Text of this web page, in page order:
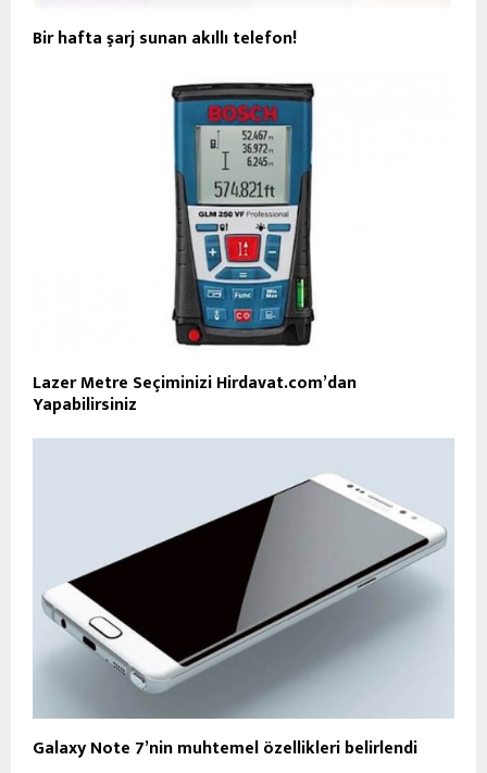
Bir hafta şarj sunan akıllı telefon!
Lazer Metre Seçiminizi Hirdavat.com’dan
Yapabilirsiniz
Galaxy Note 7’nin muhtemel özellikleri belirlendi